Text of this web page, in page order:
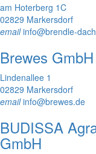
am Hoterberg 1C
02829 Markersdorf
emailinfo@brendle-
Brewes GmbH
Lindenallee 1
02829 Markersdorf
emailinfo@brewes.de
BUDISSA
GmbH